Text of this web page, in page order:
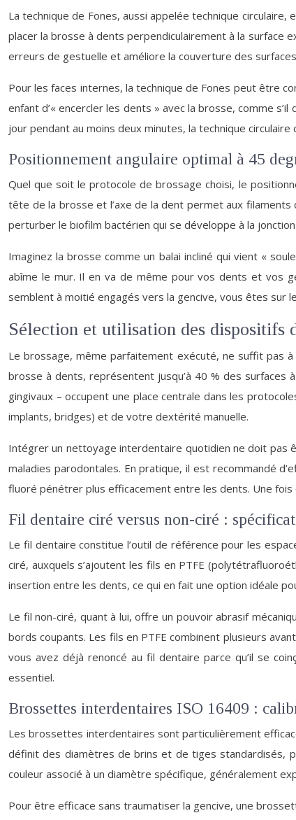
La technique de Fones, aussi appelée technique
placer la brosse à dents perpendiculairement à la surface
erreurs de gestuelle et améliore la couverture des
Pour les faces internes, la technique de Fones peut être
enfant d’« encercler les dents » avec la brosse, comme
jour pendant au moins deux minutes, la technique
Positionnement angulaire optimal à 45
Quel que soit le protocole de brossage choisi, le
tête de la brosse et l’axe de la dent permet aux
perturber le biofilm bactérien qui se développe à la
Imaginez la brosse comme un balai incliné qui vient «
abîme le mur. Il en va de même pour vos dents et vos
semblent à moitié engagés vers la gencive, vous êtes sur
Sélection et utilisation des dispositifs
Le brossage, même parfaitement exécuté, ne suffit pas
brosse à dents, représentent jusqu’à 40 % des surfaces
gingivaux – occupent une place centrale dans les
implants, bridges) et de votre dextérité manuelle.
Intégrer un nettoyage interdentaire quotidien ne doit pas
maladies parodontales. En pratique, il est recommandé
fluoré pénétrer plus efficacement entre les dents. Une
Fil dentaire ciré versus non-ciré :
Le fil dentaire constitue l’outil de référence pour les
ciré, auxquels s’ajoutent les fils en PTFE
insertion entre les dents, ce qui en fait une option idéale
Le fil non-ciré, quant à lui, offre un pouvoir abrasif
bords coupants. Les fils en PTFE combinent plusieurs
vous avez déjà renoncé au fil dentaire parce qu’il se
essentiel.
Brossettes interdentaires ISO 16409 :
Les brossettes interdentaires sont particulièrement
définit des diamètres de brins et de tiges standardisés,
couleur associé à un diamètre spécifique, généralement
Pour être efficace sans traumatiser la gencive, une